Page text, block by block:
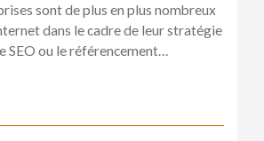
sont de plus en plus nombreux
dans le cadre de leur stratégie
SEO ou le référencement…